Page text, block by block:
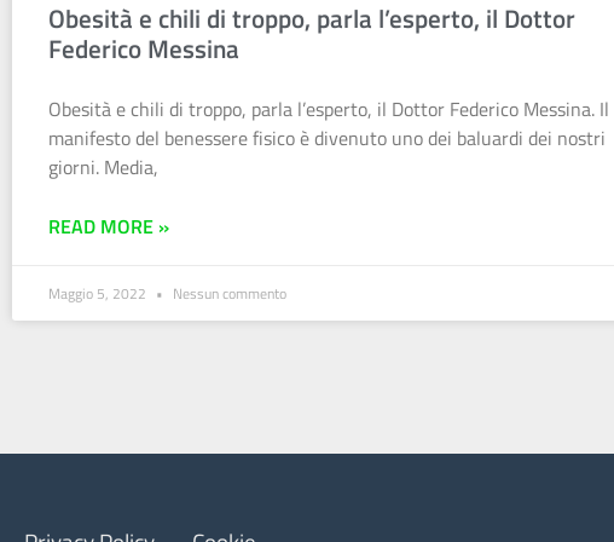
Obesità e chili di troppo, parla l’esperto, il Dottor
Federico Messina
Obesità e chili di troppo, parla l’esperto, il Dottor Federico Messina. Il
manifesto del benessere fisico è divenuto uno dei baluardi dei nostri
giorni. Media,
READ MORE »
Maggio 5, 2022 Nessun commento